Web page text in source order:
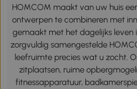
HOMCOM maakt van uw huis
ontwerpen te combineren met
gemaakt met het dagelijks leven
zorgvuldig samengestelde
leefruimte precies wat u zocht.
zitplaatsen, ruime
fitnessapparatuur,